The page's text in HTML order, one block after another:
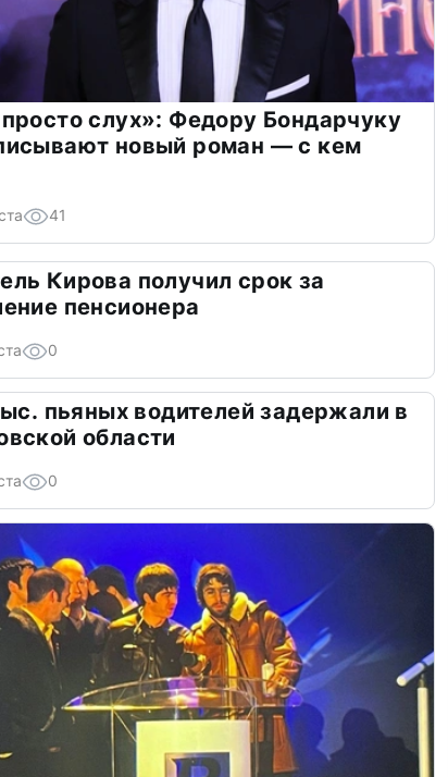
слух»: Федору Бондарчуку
новый роман — с кем
41
Кирова получил срок за
пенсионера
0
пьяных водителей задержали в
области
0